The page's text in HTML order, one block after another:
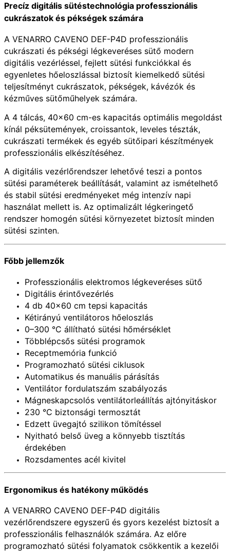
Precíz digitális sütéstechnológia professzionális
cukrászatok és pékségek számára
A VENARRO CAVENO DEF-P4D professzionális
cukrászati és pékségi légkeveréses sütő modern
digitális vezérléssel, fejlett sütési funkciókkal és
egyenletes hőeloszlással biztosít kiemelkedő sütési
teljesítményt cukrászatok, pékségek, kávézók és
kézműves sütőműhelyek számára.
A 4 tálcás, 40×60 cm-es kapacitás optimális megoldást
kínál péksütemények, croissantok, leveles tészták,
cukrászati termékek és egyéb sütőipari készítmények
professzionális elkészítéséhez.
A digitális vezérlőrendszer lehetővé teszi a pontos
sütési paraméterek beállítását, valamint az ismételhető
és stabil sütési eredményeket még intenzív napi
használat mellett is. Az optimalizált légkeringető
rendszer homogén sütési környezetet biztosít minden
sütési szinten.
Főbb jellemzők
Professzionális elektromos légkeveréses sütő
Digitális érintővezérlés
4 db 40×60 cm tepsi kapacitás
Kétirányú ventilátoros hőeloszlás
0–300 °C állítható sütési hőmérséklet
Többlépcsős sütési programok
Receptmemória funkció
Programozható sütési ciklusok
Automatikus és manuális párásítás
Ventilátor fordulatszám szabályozás
Mágneskapcsolós ventilátorleállítás ajtónyitáskor
230 °C biztonsági termosztát
Edzett üvegajtó szilikon tömítéssel
Nyitható belső üveg a könnyebb tisztítás
érdekében
Rozsdamentes acél kivitel
Ergonomikus és hatékony működés
A VENARRO CAVENO DEF-P4D digitális
vezérlőrendszere egyszerű és gyors kezelést biztosít a
professzionális felhasználók számára. Az előre
programozható sütési folyamatok csökkentik a kezelői